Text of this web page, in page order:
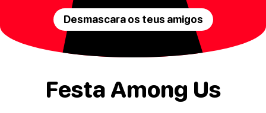
Desmascara os teus amigos
Festa Among Us